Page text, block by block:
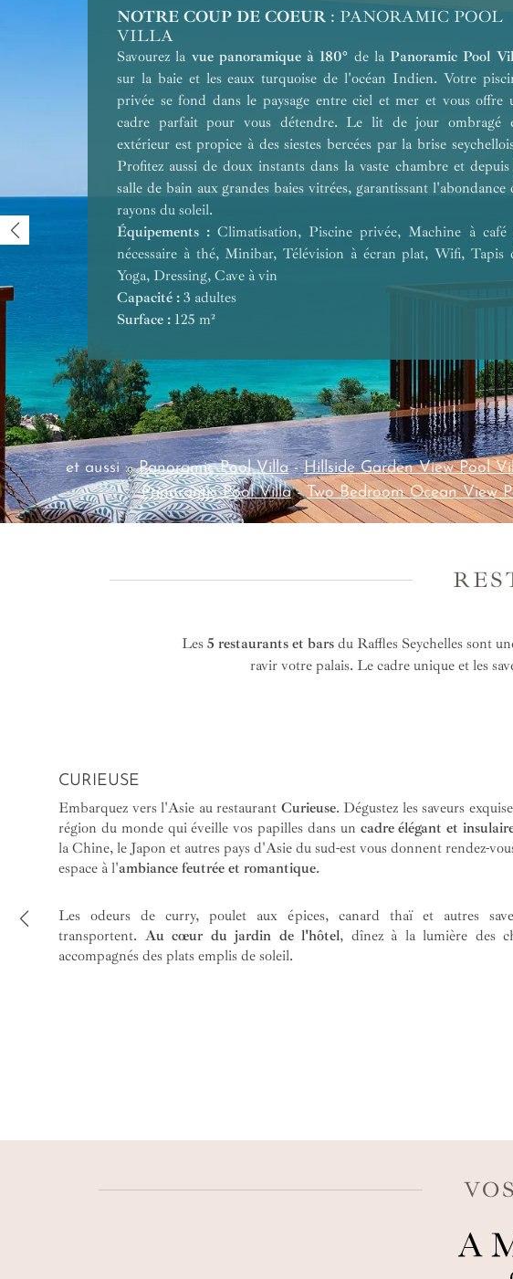
NOTRE COUP DE COEUR : PANORAMIC POOL
VILLA
Savourez la vue panoramique à 180° de laPanoramic Pool
sur la baie et les eaux turquoise de l'océan Indien. Votre
privée se fond dans le paysage entre ciel et mer et vous offre
cadre parfait pour vous détendre. Le lit de jour ombragé
extérieur est propice à des siestes bercées par la brise
Profitez aussi de doux instants dans la vaste chambre et
salle de bain aux grandes baies vitrées, garantissant l'abondance
rayons du soleil.
Équipements : Climatisation, Piscine privée, Machine à café
nécessaire à thé, Minibar, Télévision à écran plat, Wifi, Tapis
Yoga, Dressing, Cave à vin
Capacité : 3 adultes
Surface : 125 m²
POUR LA NATURE
Garden View Pool Villa
Équipements :
Capacité :
Surface :
POUR LES COUPLES
One Bedroom Ocean View Pool Villa
Les flots
toile de fond
Équipements :
Capacité :
Surface :
POUR L'APAISEMENT
Grand Hillside Garden View Pool Villa
Équipements :
Capacité :
Surface :
POUR LA VUE
vue imprenable sur l'océan Indien
Grand
Pool Villa
Équipements :
Capacité :
POUR LE CONFORT
Two Bedroom Ocean View Pool Villa vue sur l'océan
Équipements :
Capacité :
Surface :
POUR LES FAMILLES
Two Bedroom Beachfront Pool Villa
situé à quelque pas du front de mer
Équipements :
Capacité :
POUR L'EXCLUSIVITÉ
Four Bedroom Residence Villa
l'océan à l'horizon
Équipements :
Capacité :
et aussi :Panoramic Pool Villa-Hillside Garden View Pool
Panoramic Pool Villa-Two Bedroom Ocean View
Les5 restaurants et barsdu Raffles Seychelles sont
ravir votre palais. Le cadre unique et les
CURIEUSE
Embarquez vers l'Asie au restaurant Curieuse. Dégustez les saveurs
région du monde qui éveille vos papilles dans un cadre élégant et
la Chine, le Japon et autres pays d'Asie du sud-est vous donnent rendez-
espace à l'ambiance feutrée et romantique.
Les odeurs de curry, poulet aux épices, canard thaï et autres
transportent. Au cœur du jardin de l'hôtel, dînez à la lumière des
accompagnés des plats emplis de soleil.